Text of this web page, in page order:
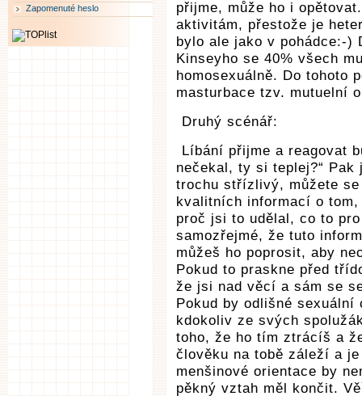
přijme, může ho i
aktivitám, přestože je
bylo ale jako v pohádce:-)
Kinseyho se 40% všech
homosexuálně. Do tohoto
masturbace tzv. mutuelní
Druhý scénář:
Líbání přijme a reagovat
nečekal, ty si teplej?“ Pak
trochu střízlivý, můžete
kvalitních informací o
proč jsi to udělal, co to
samozřejmé, že tuto
můžeš ho poprosit, aby
Pokud to praskne před
že jsi nad věcí a sám se
Pokud by odlišné
kdokoliv ze svých
toho, že ho tím ztrácíš a
člověku na tobě záleží a
menšinové orientace by
pěkný vztah měl končit.
Zapomenuté heslo